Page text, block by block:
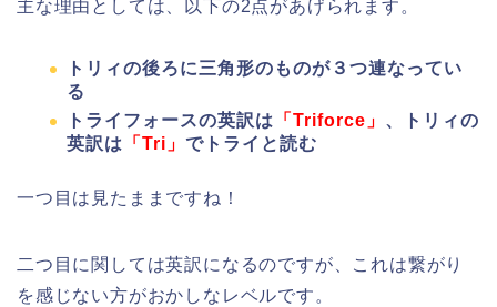
主な理由としては、以下の2点があげられます。
トリィの後ろに三角形のものが３つ連なってい
る
トライフォースの英訳は
「Triforce」 、トリィの
英訳は
「Tri」 でトライと読む
一つ目は見たままですね！
二つ目に関しては英訳になるのですが、これは繋がり
を感じない方がおかしなレベルです。